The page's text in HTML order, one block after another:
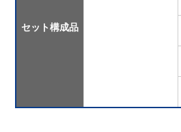
セット構成品